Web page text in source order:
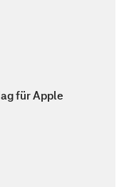
für Apple